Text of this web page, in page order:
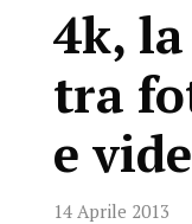
4k,
tra
e
14 Aprile 2013